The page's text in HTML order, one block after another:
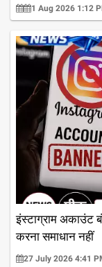
1 Aug 2026 1:12
इंस्टाग्राम अकाउंट
करना समाधान नहीं
27 July 2026 4:41